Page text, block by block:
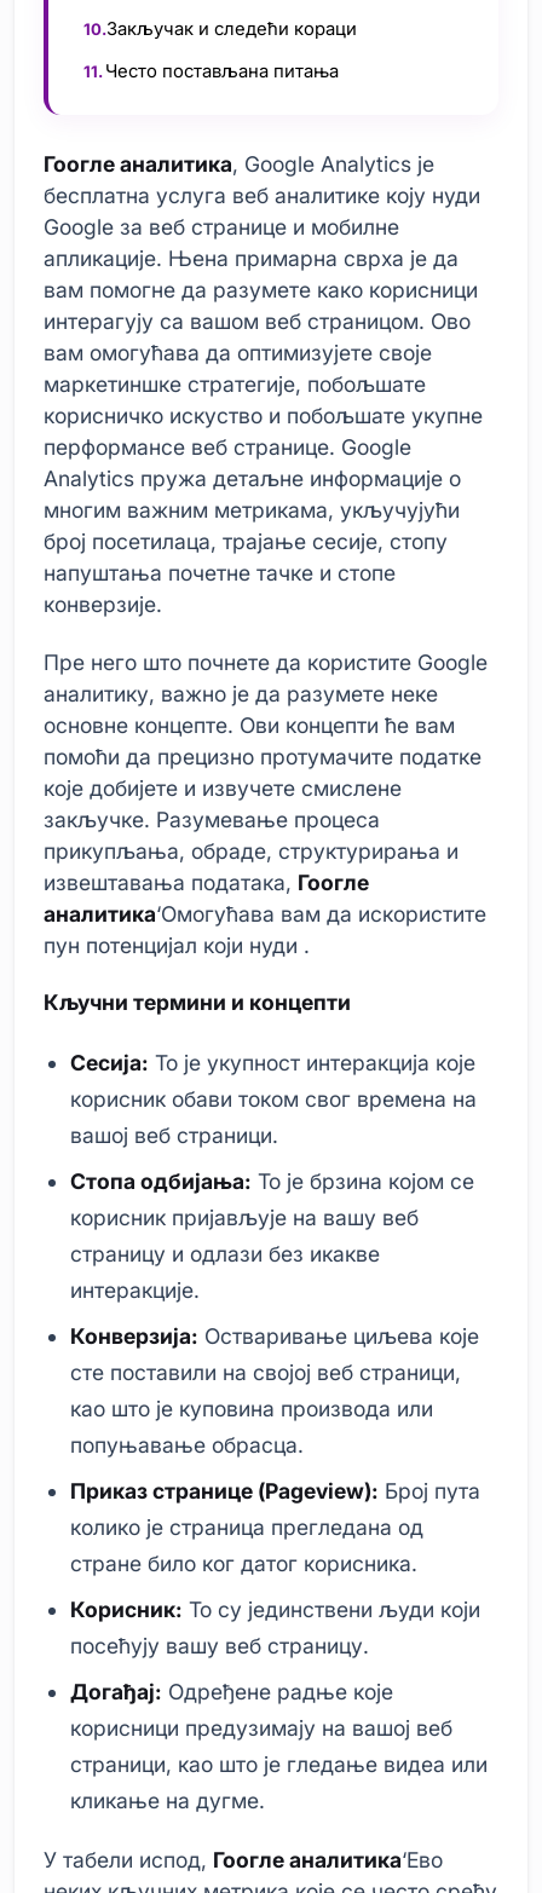
Закључак и следећи кораци
Често постављана питања
Гоогле аналитика, Google Analytics је
бесплатна услуга веб аналитике коју нуди
Google за веб странице и мобилне
апликације. Њена примарна сврха је да
вам помогне да разумете како корисници
интерагују са вашом веб страницом. Ово
вам омогућава да оптимизујете своје
маркетиншке стратегије, побољшате
корисничко искуство и побољшате укупне
перформансе веб странице. Google
Analytics пружа детаљне информације о
многим важним метрикама, укључујући
број посетилаца, трајање сесије, стопу
напуштања почетне тачке и стопе
конверзије.
Пре него што почнете да користите Google
аналитику, важно је да разумете неке
основне концепте. Ови концепти ће вам
помоћи да прецизно протумачите податке
које добијете и извучете смислене
закључке. Разумевање процеса
прикупљања, обраде, структурирања и
извештавања података, Гоогле
аналитика‘Омогућава вам да искористите
пун потенцијал који нуди .
Кључни термини и концепти
Сесија: То је укупност интеракција које
корисник обави током свог времена на
вашој веб страници.
Стопа одбијања: То је брзина којом се
корисник пријављује на вашу веб
страницу и одлази без икакве
интеракције.
Конверзија: Остваривање циљева које
сте поставили на својој веб страници,
као што је куповина производа или
попуњавање обрасца.
Приказ странице (Pageview): Број пута
колико је страница прегледана од
стране било ког датог корисника.
Корисник: То су јединствени људи који
посећују вашу веб страницу.
Догађај: Одређене радње које
корисници предузимају на вашој веб
страници, као што је гледање видеа или
кликање на дугме.
У табели испод, Гоогле аналитика‘Ево